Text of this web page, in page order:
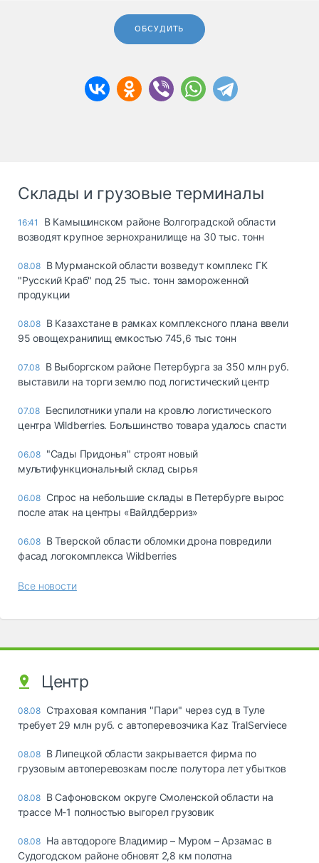
ОБСУДИТЬ
Склады и грузовые терминалы
16:41
В Камышинском районе Волгоградской области
возводят крупное зернохранилище на 30 тыс. тонн
08.08 В Мурманской области возведут комплекс ГК
"Русский Краб" под 25 тыс. тонн замороженной
продукции
08.08 В Казахстане в рамках комплексного плана ввели
95 овощехранилищ емкостью 745,6 тыс тонн
07.08 В Выборгском районе Петербурга за 350 млн руб.
выставили на торги землю под логистический центр
07.08 Беспилотники упали на кровлю логистического
центра Wildberries. Большинство товара удалось спасти
06.08 "Сады Придонья" строят новый
мультифункциональный склад сырья
06.08 Спрос на небольшие склады в Петербурге вырос
после атак на центры «Вайлдберриз»
06.08 В Тверской области обломки дрона повредили
фасад логокомплекса Wildberries
Все новости
Центр
08.08 Страховая компания "Пари" через суд в Туле
требует 29 млн руб. с автоперевозчика Kaz TralServiece
08.08 В Липецкой области закрывается фирма по
грузовым автоперевозкам после полутора лет убытков
08.08 В Сафоновском округе Смоленской области на
трассе М-1 полностью выгорел грузовик
08.08 На автодороге Владимир – Муром – Арзамас в
Судогодском районе обновят 2,8 км полотна